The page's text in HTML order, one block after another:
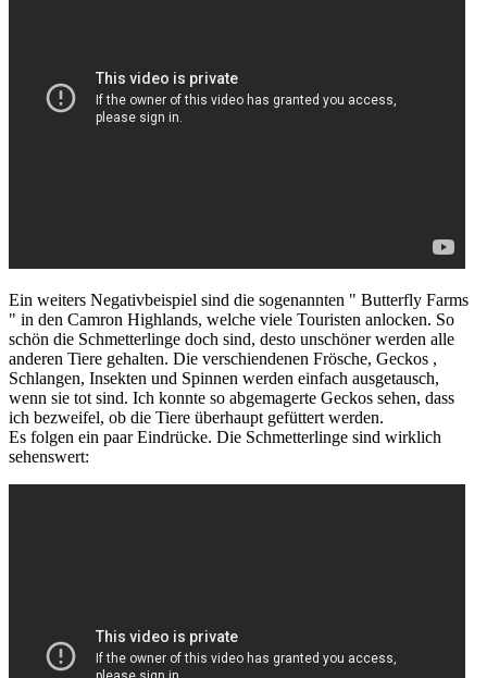
Ein weiters Negativbeispiel sind die sogenannten " Butterfly Farms
" in den Camron Highlands, welche viele Touristen anlocken. So
schön die Schmetterlinge doch sind, desto unschöner werden alle
anderen Tiere gehalten. Die verschiendenen Frösche, Geckos ,
Schlangen, Insekten und Spinnen werden einfach ausgetausch,
wenn sie tot sind. Ich konnte so abgemagerte Geckos sehen, dass
ich bezweifel, ob die Tiere überhaupt gefüttert werden.
Es folgen ein paar Eindrücke. Die Schmetterlinge sind wirklich
sehenswert: